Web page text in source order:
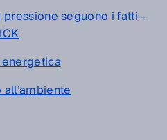
seguono i fatti -